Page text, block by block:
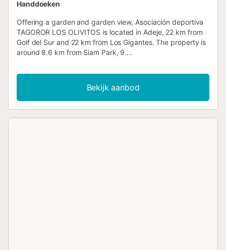
Handdoeken
Offering a garden and garden view, Asociación deportiva
TAGOROR LOS OLIVITOS is located in Adeje, 22 km from
Golf del Sur and 22 km from Los Gigantes. The property is
around 8.6 km from Siam Park, 9....
Bekijk aanbod